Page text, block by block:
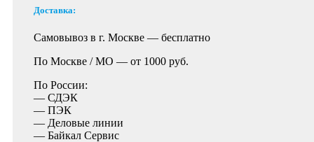
Доставка:
Самовывоз в г. Москве — бесплатно
По Москве / МО — от 1000 руб.
По России:
— СДЭК
— ПЭК
— Деловые линии
— Байкал Сервис